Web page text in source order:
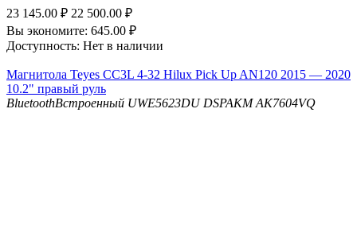
23 145.00 ₽ 22 500.00 ₽
Вы экономите: 645.00 ₽
Доступность: Нет в наличии
Магнитола Teyes CC3L 4-32 Hilux Pick Up AN120 2015 — 2020
10.2" правый руль
BluetoothВстроенный UWE5623DU DSPAKM AK7604VQ